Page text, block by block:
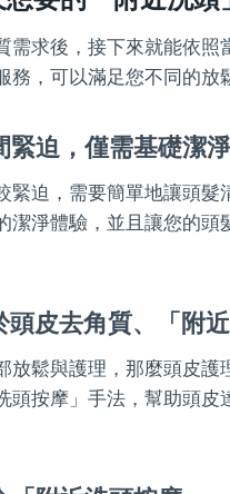
需求後，接下來就能依
，可以滿足您不同的放
迫，僅需基礎潔
緊迫，需要簡單地讓頭
潔淨體驗，並且讓您的
皮去角質、「附
放鬆與護理，那麼頭皮
頭按摩」手法，幫助頭